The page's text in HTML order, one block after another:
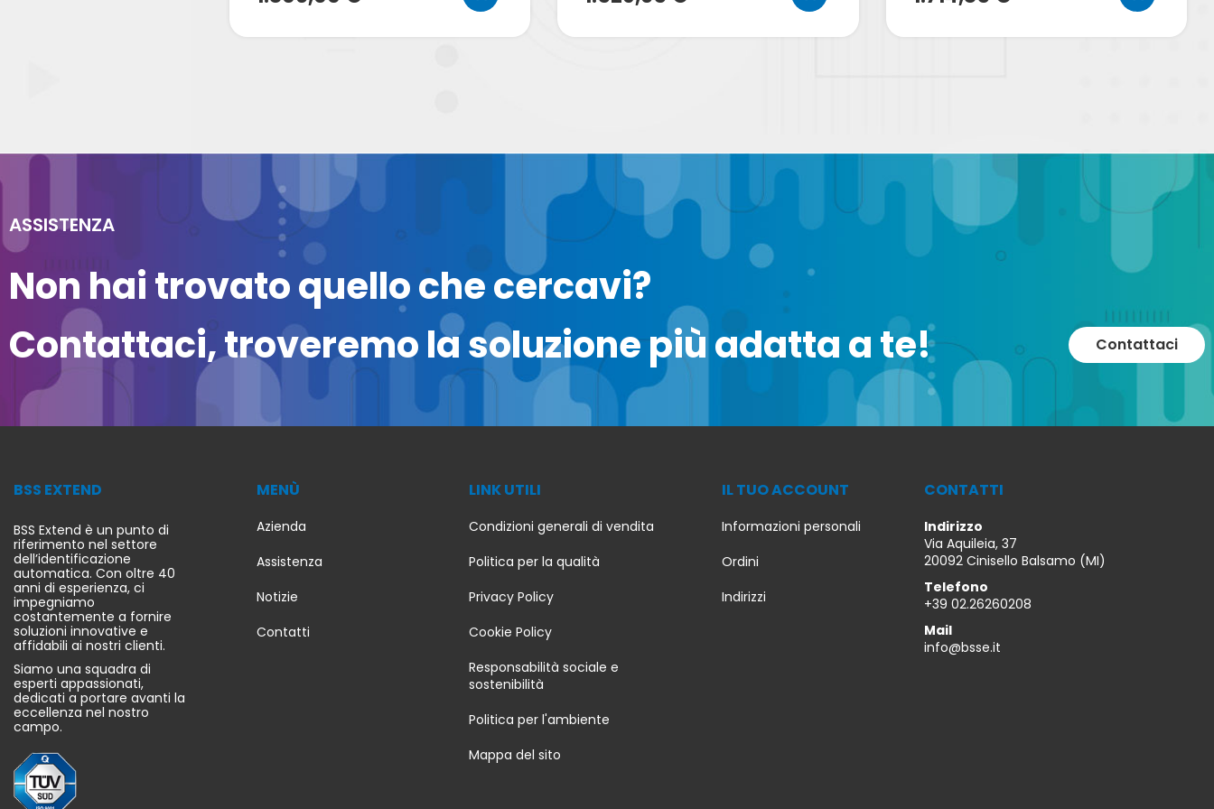
ASSISTENZA
Non hai trovato quello che cercavi?
Contattaci, troveremo la soluzione più adatta a te!
Contattaci
BSS EXTEND
BSS Extend è un punto di
riferimento nel settore
dell’identificazione
automatica. Con oltre 40
anni di esperienza, ci
impegniamo
costantemente a fornire
soluzioni innovative e
affidabili ai nostri clienti.
Siamo una squadra di
esperti appassionati,
dedicati a portare avanti la
eccellenza nel nostro
campo.
MENÙ
Azienda
Assistenza
Notizie
Contatti
LINK UTILI
Condizioni generali di vendita
Politica per la qualità
Privacy Policy
Cookie Policy
Responsabilità sociale e
sostenibilità
Politica per l'ambiente
Mappa del sito
IL TUO ACCOUNT
Informazioni personali
Ordini
Indirizzi
CONTATTI
Indirizzo
Via Aquileia, 37
20092 Cinisello Balsamo (MI)
Telefono
+39 02.26260208
Mail
info@bsse.it